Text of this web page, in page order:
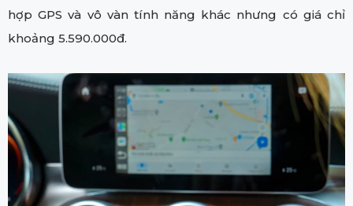
hợp GPS và vô vàn tính năng khác nhưng có giá chỉ
khoảng 5.590.000đ.